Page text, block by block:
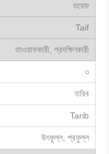
তয়েফ
Taif
তাওয়াফকারী, প্রদক্ষিণকারী
৩
তরিব
Tarib
উৎফুল্ল, প্রফুল্ল